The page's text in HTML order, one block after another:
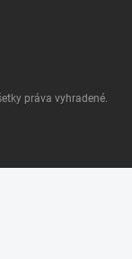
práva vyhradené.